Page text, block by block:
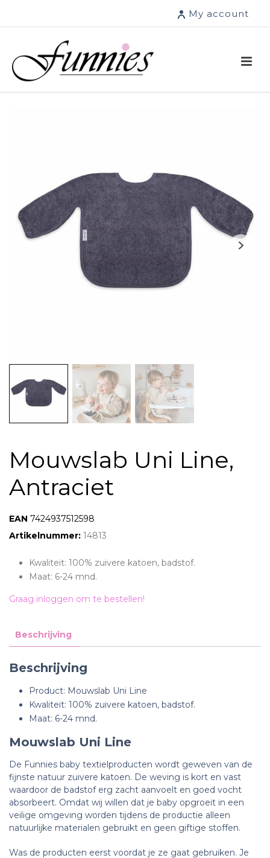
My account
Mouwslab Uni Line,
Antraciet
EAN: 7424937512598
Artikelnummer: 14813
Kwaliteit: 100% zuivere katoen, badstof.
Maat: 6-24 mnd.
Graag inloggen om te bestellen!
Beschrijving
Beschrijving
Product: Mouwslab Uni Line
Kwaliteit: 100% zuivere katoen, badstof.
Maat: 6-24 mnd.
Mouwslab Uni Line
De Funnies baby textielproducten wordt geweven van de
fijnste natuur zuivere katoen. De weving is kort en vast
waardoor de badstof erg zacht aanvoelt en goed vocht
absorbeert. Omdat wij willen dat je baby opgroeit in een
veilige omgeving worden tijdens de productie alleen
natuurlijke materialen gebruikt en geen giftige stoffen.
Was de producten eerst voordat je ze gaat gebruiken. Je